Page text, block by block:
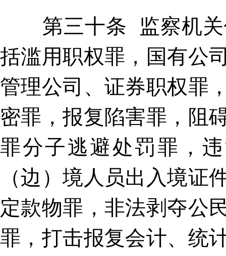
第三十条 监察机关
括滥用职权罪，国有公
管理公司、证券职权罪
密罪，报复陷害罪，阻
罪分子逃避处罚罪，
（边）境人员出入境证
定款物罪，非法剥夺公
罪，打击报复会计、统